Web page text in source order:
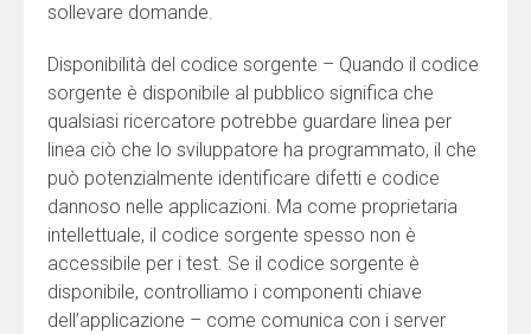
sollevare domande.
Disponibilità del codice sorgente – Quando il codice
sorgente è disponibile al pubblico significa che
qualsiasi ricercatore potrebbe guardare linea per
linea ciò che lo sviluppatore ha programmato, il che
può potenzialmente identificare difetti e codice
dannoso nelle applicazioni. Ma come proprietaria
intellettuale, il codice sorgente spesso non è
accessibile per i test. Se il codice sorgente è
disponibile, controlliamo i componenti chiave
dell’applicazione – come comunica con i server